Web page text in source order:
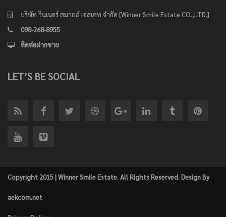
บริษัท วินเนอร์ สมายล์ เอสเตท จำกัด [Winner Smile Estate CO.,LTD.]
098-268-8955
ติดต่อฝากขาย
LET’S BE SOCIAL
Copyright 2015 | Winner Smile Estate. All Rights Reserved. Design By
aekcom.net